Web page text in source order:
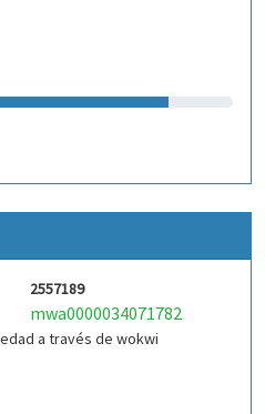
2557189
mwa0000034071782
a través de wokwi